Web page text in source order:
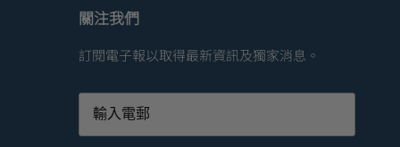
關注我們
訂閱電子報以取得最新資訊及獨家消息。